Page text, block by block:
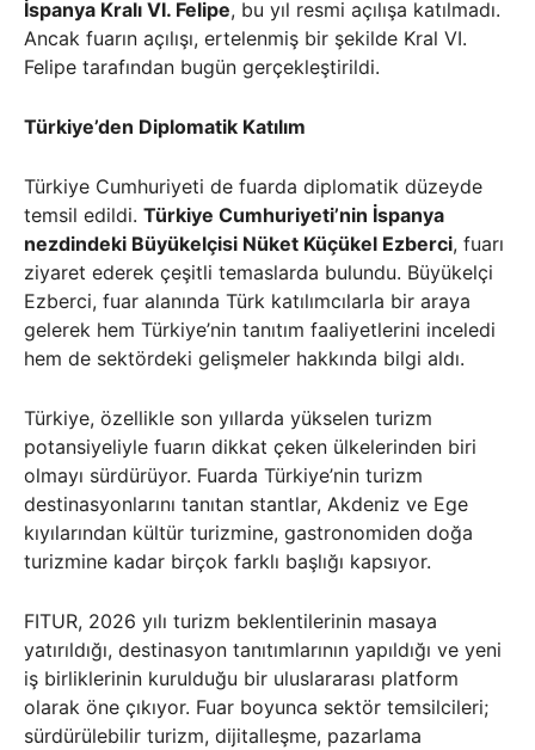
İspanya Kralı VI. Felipe, bu yıl resmi açılışa katılmadı.
Ancak fuarın açılışı, ertelenmiş bir şekilde Kral VI.
Felipe tarafından bugün gerçekleştirildi.
Türkiye’den Diplomatik Katılım
Türkiye Cumhuriyeti de fuarda diplomatik düzeyde
temsil edildi. Türkiye Cumhuriyeti’nin İspanya
nezdindeki Büyükelçisi Nüket Küçükel Ezberci, fuarı
ziyaret ederek çeşitli temaslarda bulundu. Büyükelçi
Ezberci, fuar alanında Türk katılımcılarla bir araya
gelerek hem Türkiye’nin tanıtım faaliyetlerini inceledi
hem de sektördeki gelişmeler hakkında bilgi aldı.
Türkiye, özellikle son yıllarda yükselen turizm
potansiyeliyle fuarın dikkat çeken ülkelerinden biri
olmayı sürdürüyor. Fuarda Türkiye’nin turizm
destinasyonlarını tanıtan stantlar, Akdeniz ve Ege
kıyılarından kültür turizmine, gastronomiden doğa
turizmine kadar birçok farklı başlığı kapsıyor.
FITUR, 2026 yılı turizm beklentilerinin masaya
yatırıldığı, destinasyon tanıtımlarının yapıldığı ve yeni
iş birliklerinin kurulduğu bir uluslararası platform
olarak öne çıkıyor. Fuar boyunca sektör temsilcileri;
sürdürülebilir turizm, dijitalleşme, pazarlama